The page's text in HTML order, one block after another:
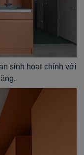
sinh hoạt chính với